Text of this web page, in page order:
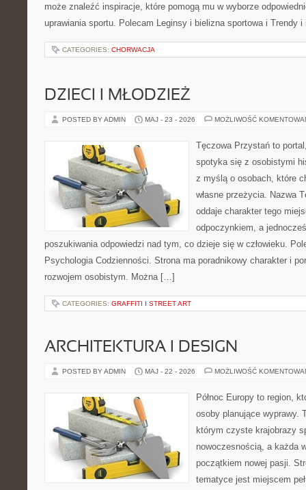
może znaleźć inspiracje, które pomogą mu w wyborze
uprawiania sportu. Polecam Leginsy i bielizna sportowa i Trendy
CATEGORIES: CHORWACJA
DZIECI I MŁODZIEŻ
POSTED BY ADMIN MAJ - 23 - 2026 MOŻLIWOŚĆ
Tęczowa Przystań to
spotyka się z osobistymi
z myślą o osobach, które
własne przeżycia. Nazwa
oddaje charakter tego
odpoczynkiem, a
poszukiwania odpowiedzi nad tym, co dzieje się w człowieku.
Psychologia Codzienności. Strona ma poradnikowy charakter i
rozwojem osobistym. Można […]
CATEGORIES: GRAFFITI I STREET ART
ARCHITEKTURA I DESIGN
POSTED BY ADMIN MAJ - 22 - 2026 MOŻLIWOŚĆ
Północ Europy to region,
osoby planujące wyprawy.
którym czyste krajobrazy
nowoczesnością, a każda
początkiem nowej pasji.
tematyce jest miejscem